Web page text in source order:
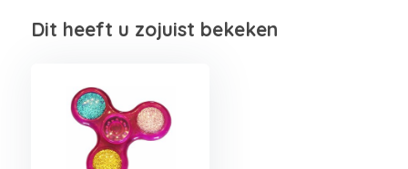
Dit heeft u zojuist bekeken